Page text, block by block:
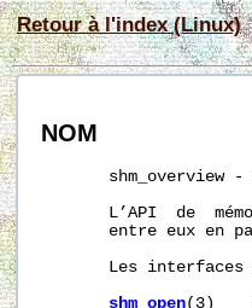
Retour à l'index (Linux)
NOM
shm_overview -
L’API  de
entre eux en
Les interfaces
shm_open(3)